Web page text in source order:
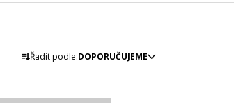
Ř Řadit podle:DOPORUČUJEME
Následující
G, 50